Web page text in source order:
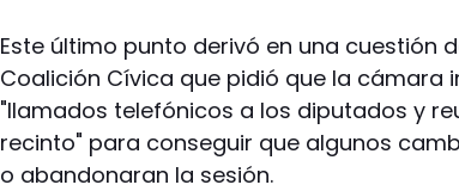
Este último punto derivó en una cuestión
Coalición Cívica que pidió que la cámara
"llamados telefónicos a los diputados y
recinto" para conseguir que algunos
o abandonaran la sesión.